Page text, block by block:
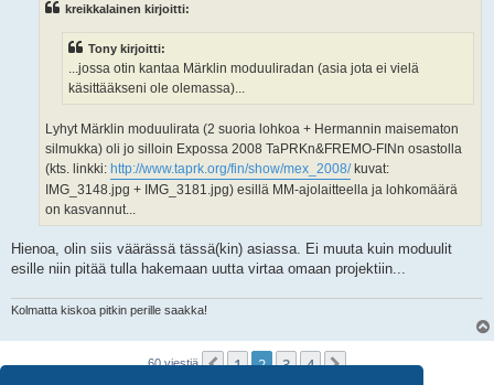
kreikkalainen kirjoitti:
Tony kirjoitti:
...jossa otin kantaa Märklin moduuliradan (asia jota ei vielä
käsittääkseni ole olemassa)...
Lyhyt Märklin moduulirata (2 suoria lohkoa + Hermannin maisematon
silmukka) oli jo silloin Expossa 2008 TaPRKn&FREMO-FINn osastolla
(kts. linkki: http://www.taprk.org/fin/show/mex_2008/kuvat:
IMG_3148.jpg + IMG_3181.jpg) esillä MM-ajolaitteella ja lohkomäärä
on kasvannut...
Hienoa, olin siis väärässä tässä(kin) asiassa. Ei muuta kuin moduulit
esille niin pitää tulla hakemaan uutta virtaa omaan projektiin...
Kolmatta kiskoa pitkin perille saakka!
60 viestiä Edellinen
1 2 3 4 Seuraava